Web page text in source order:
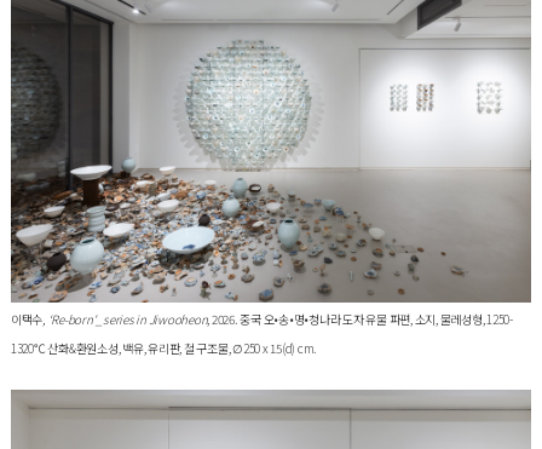
이택수, ‘Re-born'_series in Jiwooheon, 2026. 중국 오•송•명•청나라 도자 유물 파편, 소지, 물레성형, 1250-
1320℃ 산화&환원소성, 백유, 유리판, 철 구조물, ∅250 x 15(d) cm.